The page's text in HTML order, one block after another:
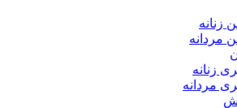
زنانه
مردانه
زنانه
مردانه